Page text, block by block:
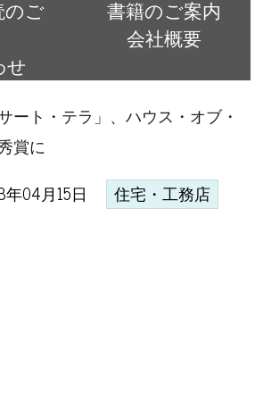
のご
書籍のご案内
会社概要
せ
ート・テラ」、ハウス・オブ・
賞に
年04月15日 住宅・工務店